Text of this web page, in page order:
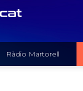
Ràdio Martorell